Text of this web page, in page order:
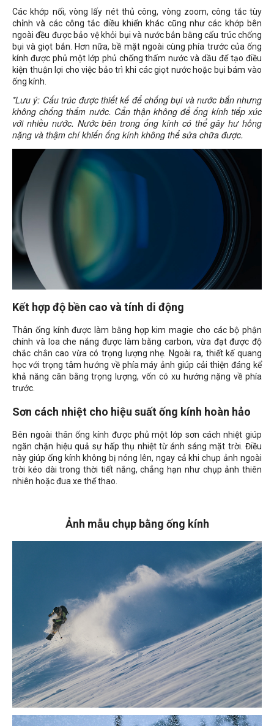
Các khớp nối, vòng lấy nét thủ công, vòng zoom, công tắc tùy
chỉnh và các công tắc điều khiển khác cũng như các khớp bên
ngoài đều được bảo vệ khỏi bụi và nước bắn bằng cấu trúc chống
bụi và giọt bắn. Hơn nữa, bề mặt ngoài cùng phía trước của ống
kính được phủ một lớp phủ chống thấm nước và dầu để tạo điều
kiện thuận lợi cho việc bảo trì khi các giọt nước hoặc bụi bám vào
ống kính.
*Lưu ý: Cấu trúc được thiết kế để chống bụi và nước bắn nhưng
không chống thấm nước. Cẩn thận không để ống kính tiếp xúc
với nhiều nước. Nước bên trong ống kính có thể gây hư hỏng
nặng và thậm chí khiến ống kính không thể sửa chữa được.
Kết hợp độ bền cao và tính di động
Thân ống kính được làm bằng hợp kim magie cho các bộ phận
chính và loa che nắng được làm bằng carbon, vừa đạt được độ
chắc chắn cao vừa có trọng lượng nhẹ. Ngoài ra, thiết kế quang
học với trọng tâm hướng về phía máy ảnh giúp cải thiện đáng kể
khả năng cân bằng trọng lượng, vốn có xu hướng nặng về phía
trước.
Sơn cách nhiệt cho hiệu suất ống kính hoàn hảo
Bên ngoài thân ống kính được phủ một lớp sơn cách nhiệt giúp
ngăn chặn hiệu quả sự hấp thụ nhiệt từ ánh sáng mặt trời. Điều
này giúp ống kính không bị nóng lên, ngay cả khi chụp ảnh ngoài
trời kéo dài trong thời tiết nắng, chẳng hạn như chụp ảnh thiên
nhiên hoặc đua xe thể thao.
Ảnh mẫu chụp bằng ống kính